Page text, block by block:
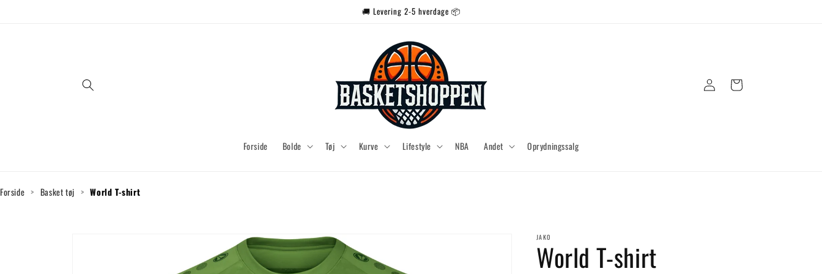
🚚 Levering 2-5 hverdage 📦
Forside Bolde Tøj Kurve Lifestyle NBA Andet Oprydningssalg
Log
ind
Indkøbskurv
Forside > Basket tøj > World T-shirt
JAKO
World T-shirt